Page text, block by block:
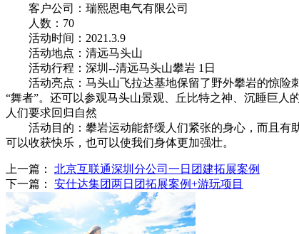
客户公司：瑞熙恩电气有限公司
人数：70
活动时间：2021.3.9
活动地点：清远马头山
活动行程：深圳--清远马头山攀岩 1日
活动亮点：马头山飞拉达基地保留了野外攀岩的惊险
“舞者”。还可以参观马头山景观、丘比特之神、沉睡巨
人们要求回归自然
活动目的：攀岩运动能舒缓人们紧张的身心，而且有助
可以收获快乐，也可以使我们身体更加强壮。
上一篇：
北京互联通深圳分公司一日团建拓展案例
下一篇：
安仕达集团两日团拓展案例+游玩项目